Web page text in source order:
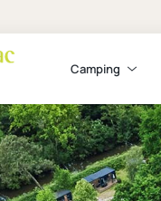
Camping